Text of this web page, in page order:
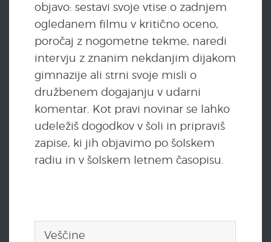
objavo: sestavi svoje vtise o zadnjem
ogledanem filmu v kritično oceno,
poročaj z nogometne tekme, naredi
intervju z znanim nekdanjim dijakom
gimnazije ali strni svoje misli o
družbenem dogajanju v udarni
komentar. Kot pravi novinar se lahko
udeležiš dogodkov v šoli in pripraviš
zapise, ki jih objavimo po šolskem
radiu in v šolskem letnem časopisu.
Veščine